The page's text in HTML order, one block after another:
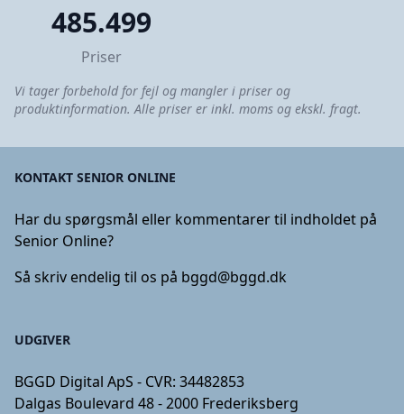
485.499
Priser
Vi tager forbehold for fejl og mangler i priser og
produktinformation. Alle priser er inkl. moms og ekskl. fragt.
KONTAKT SENIOR ONLINE
Har du spørgsmål eller kommentarer til indholdet på
Senior Online?
Så skriv endelig til os på bggd@bggd.dk
UDGIVER
BGGD Digital ApS - CVR: 34482853
Dalgas Boulevard 48 - 2000 Frederiksberg